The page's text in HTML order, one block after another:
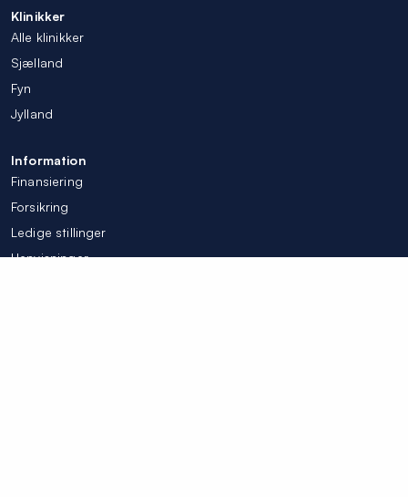
Klinikker
Alle klinikker
Sjælland
Fyn
Jylland
Information
Finansiering
Forsikring
Ledige stillinger
Henvisninger